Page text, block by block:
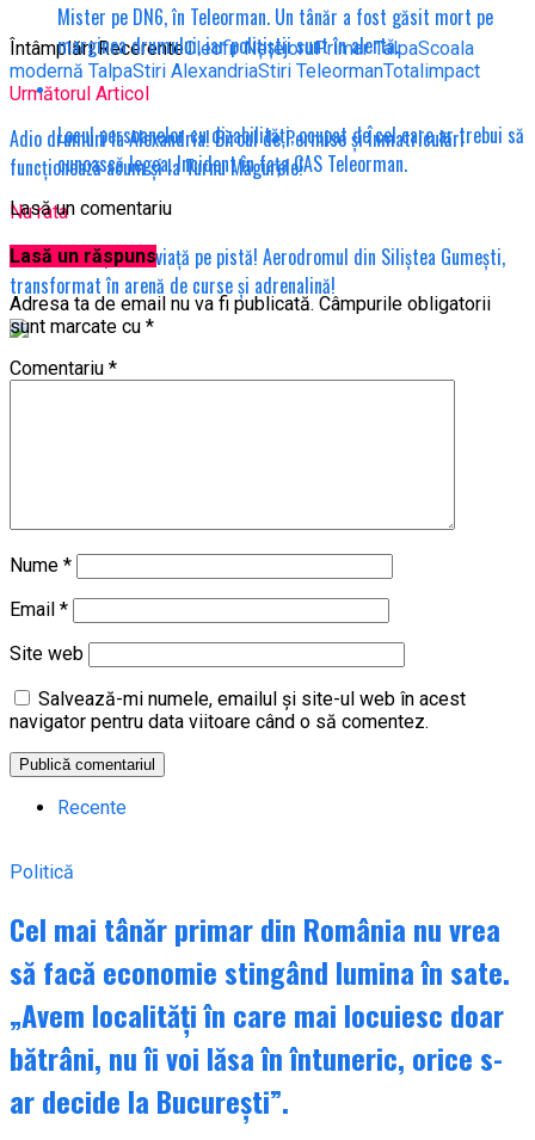
Întâmplări RecerenteCleofir NetejoruPrimar TalpaScoala
modernă TalpaStiri AlexandriaStiri TeleormanTotalimpact
Următorul Articol
Adio drumuri la Alexandria! Biroul de Permise și Înmatriculări
funcționează acum și la Turnu Măgurele!
Nu rata
Teleormanul prinde viață pe pistă! Aerodromul din Siliștea Gumești,
transformat în arenă de curse și adrenalină!
Mister pe DN6, în Teleorman. Un tânăr a fost găsit mort pe
marginea drumului, iar polițiștii sunt în alertă.
Locul persoanelor cu dizabilități, ocupat de cel care ar trebui să
cunoască legea. Incident în fața CAS Teleorman.
Lasă un comentariu
Lasă un răspuns
Adresa ta de email nu va fi publicată. Câmpurile obligatorii
sunt marcate cu *
Comentariu *
Nume *
Email *
Site web
Salvează-mi numele, emailul și site-ul web în acest
navigator pentru data viitoare când o să comentez.
Recente
Politică
Cel mai tânăr primar din România nu vrea
să facă economie stingând lumina în sate.
„Avem localități în care mai locuiesc doar
bătrâni, nu îi voi lăsa în întuneric, orice s-
ar decide la București”.